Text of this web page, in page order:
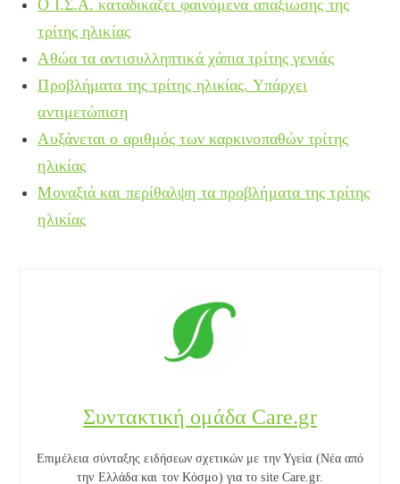
Ο Ι.Σ.Α. καταδικάζει φαινόμενα απαξίωσης της
τρίτης ηλικίας
Αθώα τα αντισυλληπτικά χάπια τρίτης γενιάς
Προβλήματα της τρίτης ηλικίας. Υπάρχει
αντιμετώπιση
Αυξάνεται ο αριθμός των καρκινοπαθών τρίτης
ηλικίας
Μοναξιά και περίθαλψη τα προβλήματα της τρίτης
ηλικίας
Συντακτική ομάδα Care.gr
Επιμέλεια σύνταξης ειδήσεων σχετικών με την Υγεία (Νέα από
την Ελλάδα και τον Κόσμο) για το site Care.gr.